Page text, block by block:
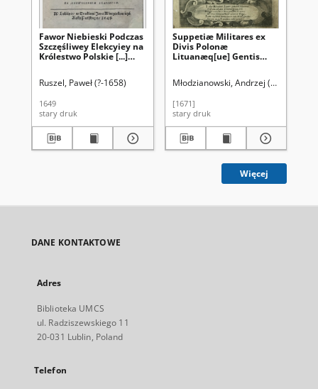
Fawor Niebieski Podczas
Szczęśliwey Elekcyiey na
Królestwo Polskie [...]
Lublinowi [...] roku 1648
pokazany. A za
staraniem pilnym [...] Fr.
Pauli Ruszel [...] do
Druku podany
Ruszel, Paweł (?-1658)
1649
stary druk
Suppetiæ Militares ex
Divis Polonæ
Lituanæq[ue] Gentis
Scriptae & [...] Michaeli
Supremo M. D. L.
Exercituum Duci [...]
oblatæ
Młodzianowski, Andrzej (1627?-
[1671]
stary druk
Więcej
DANE KONTAKTOWE
Adres
Biblioteka UMCS
ul. Radziszewskiego 11
20-031 Lublin, Poland
Telefon